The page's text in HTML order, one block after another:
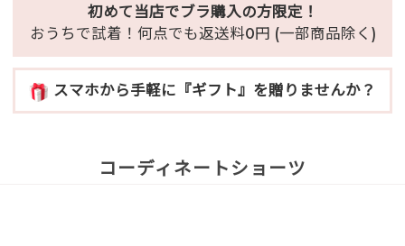
初めて当店でブラ購入の方限定！
おうちで試着！何点でも返送料0円 (一部商品除く)
スマホから手軽に『ギフト』を贈りませんか？
コーディネートショーツ